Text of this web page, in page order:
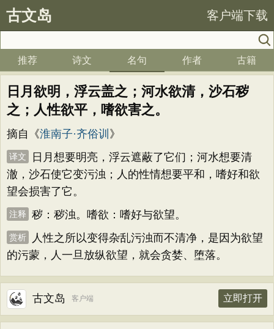
古文岛 客户端下载
推荐 诗文 名句 作者 古籍
日月欲明，浮云盖之；河水欲清，沙石秽
之；人性欲平，嗜欲害之。
摘自《淮南子·齐俗训 》
译文
日月想要明亮，浮云遮蔽了它们；河水想要清
澈，沙石使它变污浊；人的性情想要平和，嗜好和欲
望会损害了它。
注释 秽：秽浊。嗜欲：嗜好与欲望。
赏析
人性之所以变得杂乱污浊而不清净，是因为欲望
的污蒙，人一旦放纵欲望，就会贪婪、堕落。
古文岛 客户端 立即打开